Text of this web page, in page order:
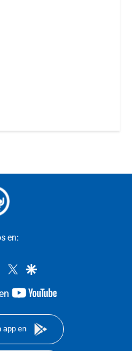
en:
instagram
twittergoogle
youtube-
app en